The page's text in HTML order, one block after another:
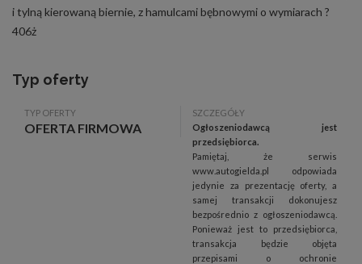
i tylną kierowaną biernie, z hamulcami bębnowymi o wymiarach ?
406ż
Typ oferty
TYP OFERTY
OFERTA FIRMOWA
SZCZEGÓŁY
Ogłoszeniodawcą jest
przedsiębiorca.
Pamiętaj, że serwis
www.autogielda.pl odpowiada
jedynie za prezentację oferty, a
samej transakcji dokonujesz
bezpośrednio z ogłoszeniodawcą.
Ponieważ jest to przedsiębiorca,
transakcja będzie objęta
przepisami o ochronie